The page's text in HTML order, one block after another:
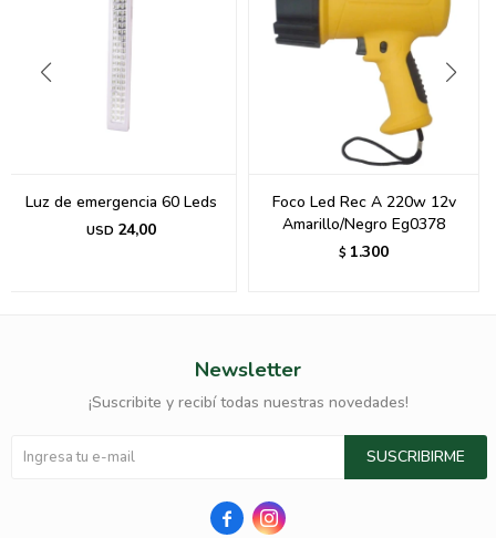
Luz de emergencia 60 Leds
USD 24,00
Foco Led Rec A 220w 12v
Amarillo/Negro Eg0378
$ 1.300
Newsletter
¡Suscribite y recibí todas nuestras novedades!
SUSCRIBIRME
 